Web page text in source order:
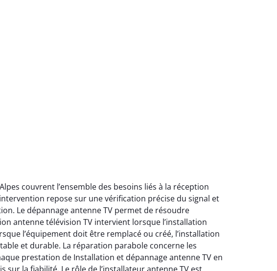
couvrent l’ensemble des besoins liés à la réception
repose sur une vérification précise du signal et
Le dépannage antenne TV permet de résoudre
antenne télévision TV intervient lorsque l’installation
l’équipement doit être remplacé ou créé, l’installation
et durable. La réparation parabole concerne les
prestation de Installation et dépannage antenne TV en